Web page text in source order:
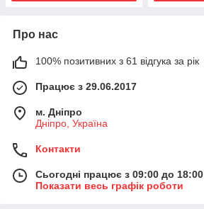
Про нас
100% позитивних з 61 відгука за рік
Працює з 29.06.2017
м. Дніпро
Дніпро, Україна
Контакти
Сьогодні працює з 09:00 до 18:00
Показати весь графік роботи